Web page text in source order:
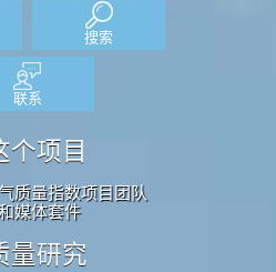
搜索
联系
个项目
质量指数项目团队
媒体套件
量研究